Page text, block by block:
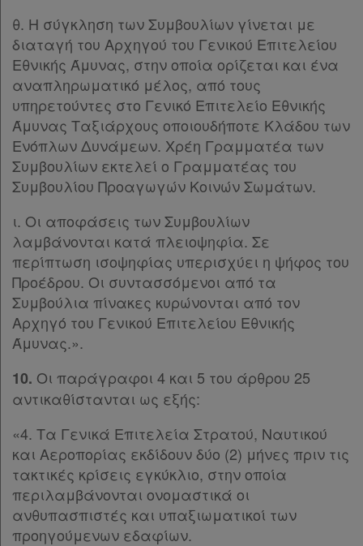
θ. Η σύγκληση των Συμβουλίων γίνεται με
διαταγή του Αρχηγού του Γενικού Επιτελείου
Εθνικής Άμυνας, στην οποία ορίζεται και ένα
αναπληρωματικό μέλος, από τους
υπηρετούντες στο Γενικό Επιτελείο Εθνικής
Άμυνας Ταξιάρχους οποιουδήποτε Κλάδου των
Ενόπλων Δυνάμεων. Χρέη Γραμματέα των
Συμβουλίων εκτελεί ο Γραμματέας του
Συμβουλίου Προαγωγών Κοινών Σωμάτων.
ι. Οι αποφάσεις των Συμβουλίων
λαμβάνονται κατά πλειοψηφία. Σε
περίπτωση ισοψηφίας υπερισχύει η ψήφος του
Προέδρου. Οι συντασσόμενοι από τα
Συμβούλια πίνακες κυρώνονται από τον
Αρχηγό του Γενικού Επιτελείου Εθνικής
Άμυνας.».
10. Οι παράγραφοι 4 και 5 του άρθρου 25
αντικαθίστανται ως εξής:
«4. Τα Γενικά Επιτελεία Στρατού, Ναυτικού
και Αεροπορίας εκδίδουν δύο (2) μήνες πριν τις
τακτικές κρίσεις εγκύκλιο, στην οποία
περιλαμβάνονται ονομαστικά οι
ανθυπασπιστές και υπαξιωματικοί των
προηγούμενων εδαφίων.